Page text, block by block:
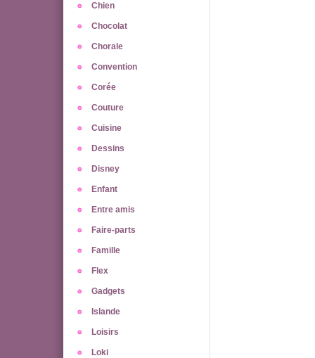
Chien
Chocolat
Chorale
Convention
Corée
Couture
Cuisine
Dessins
Disney
Enfant
Entre amis
Faire-parts
Famille
Flex
Gadgets
Islande
Loisirs
Loki